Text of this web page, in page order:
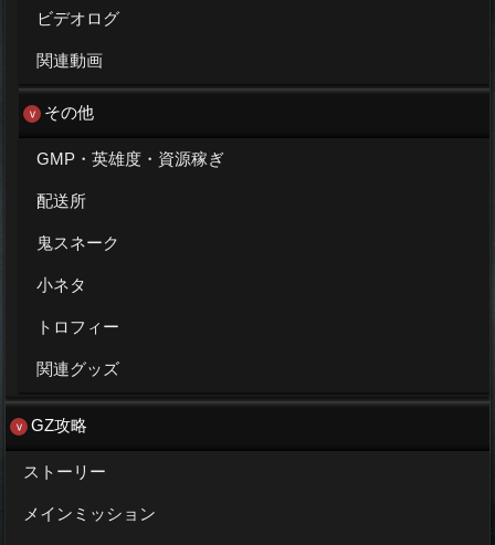
ビデオログ
関連動画
その他
GMP・英雄度・資源稼ぎ
配送所
鬼スネーク
小ネタ
トロフィー
関連グッズ
GZ攻略
ストーリー
メインミッション